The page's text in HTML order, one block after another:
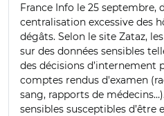
France Info le 25 septembre,
centralisation excessive des
dégâts. Selon le site Zataz,
sur des données sensibles
des décisions d’internement
comptes rendus d'examen
sang, rapports de
sensibles susceptibles d’être